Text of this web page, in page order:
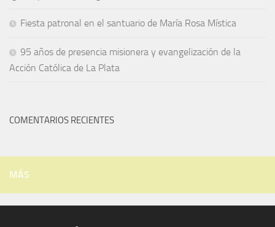
Fiesta patronal en el santuario de María Rosa Mística
95 años de presencia misionera y evangelización de la
Acción Católica de La Plata
COMENTARIOS RECIENTES
MÁS